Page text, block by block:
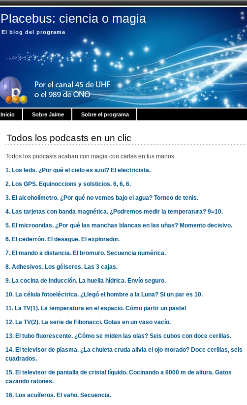
Placebus: ciencia o magia
El blog del programa
Inicio Sobre Jaime Sobre el programa
Todos los podcasts en un clic
Todos los podcasts acaban con magia con cartas en tus manos
1. Los leds. ¿Por qué el cielo es azul? El electricista.
2. Los GPS. Equinoccions y solsticios. 6, 6, 6.
3. El alcoholímetro. ¿Por qué no vemos bajo el agua? Torneo de tenis.
4. Las tarjetas con banda magnética. ¿Podremos medir la temperatura? 9=10.
5. El microondas. ¿Por qué las manchas blancas en las uñas? Momento decisivo.
6. El cederrón. El desagüe. El explorador.
7. El mando a distancia. El bromuro. Secuencia numérica.
8. Adhesivos. Los géiseres. Las 3 cajas.
9. La cocina de inducción. La huella hídrica. Envío seguro.
10. La célula fotoeléctrica. ¿Llegó el hombre a la Luna? Si un par es 10.
11. La TV(1). La temperatura en el espacio. Cómo partir un pastel .
12. La TV(2). La serie de Fibonacci. Gotas en un vaso vacío.
13. El tubo fluorescente. ¿Cómo se miden las olas? Seis cubos con doce cerillas.
14. El televisor de plasma. ¿La chuleta cruda alivia el ojo morado? Doce cerillas, seis
cuadrados.
15. El televisor de pantalla de cristal líquido. Cocinando a 6000 m de altura. Gatos
cazando ratones.
16. Los acuíferos. El vaho. Secuencia.